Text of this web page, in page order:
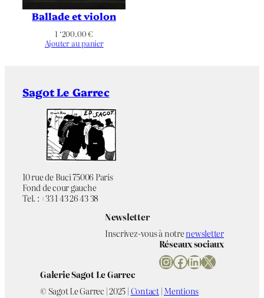
Ballade et violon
1 ‘200.00€
Ajouter au panier
Sagot Le Garrec
10 rue de Buci 75006 Paris
Fond de cour gauche
Tel. : +33 1 43 26 43 38
Newsletter
Inscrivez-vous à notrenewsletter
Réseaux sociaux
InstagramFacebook LinkedIn X
Galerie Sagot Le Garrec
© Sagot Le Garrec | 2025 |Contact|Mentions